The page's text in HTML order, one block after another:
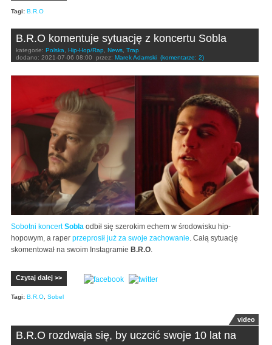
Tagi: B.R.O
B.R.O komentuje sytuację z koncertu Sobla
kategorie: Polska Hip-Hop/Rap News Trap
dodano: 2021-07-06 08:00 przez: Marek Adamski (komentarze: 2)
Sobotni koncertSobla odbił się szerokim echem w środowisku hip-
hopowym, a raper przeprosił już za swoje zachowanie . Całą sytuację
skomentował na swoim Instagramie B.R.O
Czytaj dalej >>
Tagi: B.R.O Sobel
video
B.R.O rozdwaja się, by uczcić swoje 10 lat na